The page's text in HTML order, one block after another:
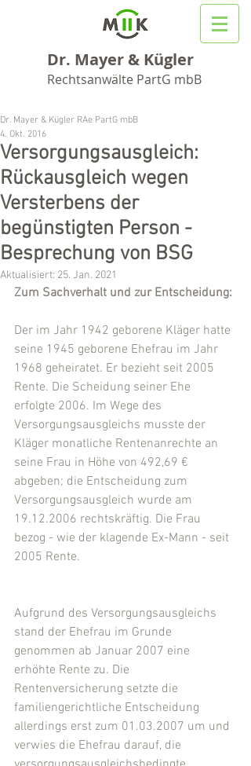
Dr. Mayer & Kügler
Rechtsanwälte PartG mbB
Versorgungsausgleich:
Rückausgleich wegen
Versterbens der
begünstigten Person -
Besprechung von BSG
Dr. Mayer & Kügler RAe PartG mbB
4. Okt. 2016
Aktualisiert: 25. Jan. 2021
Zum Sachverhalt und zur Entscheidung:
Der im Jahr 1942 geborene Kläger hatte
seine 1945 geborene Ehefrau im Jahr
1968 geheiratet. Er bezieht seit 2005
Rente. Die Scheidung seiner Ehe
erfolgte 2006. Im Wege des
Versorgungsausgleichs musste der
Kläger monatliche Rentenanrechte an
seine Frau in Höhe von 492,69 €
abgeben; die Entscheidung zum
Versorgungsausgleich wurde am
19.12.2006 rechtskräftig. Die Frau
bezog - wie der klagende Ex-Mann - seit
2005 Rente.
Aufgrund des Versorgungsausgleichs
stand der Ehefrau im Grunde
genommen ab Januar 2007 eine
erhöhte Rente zu. Die
Rentenversicherung setzte die
familiengerichtliche Entscheidung
allerdings erst zum 01.03.2007 um und
verwies die Ehefrau darauf, die